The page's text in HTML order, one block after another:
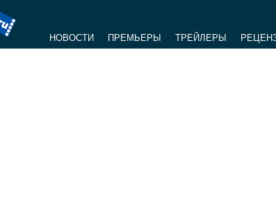
НОВОСТИ ПРЕМЬЕРЫ ТРЕЙЛЕРЫ